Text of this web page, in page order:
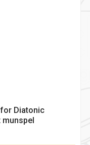
Diatonic